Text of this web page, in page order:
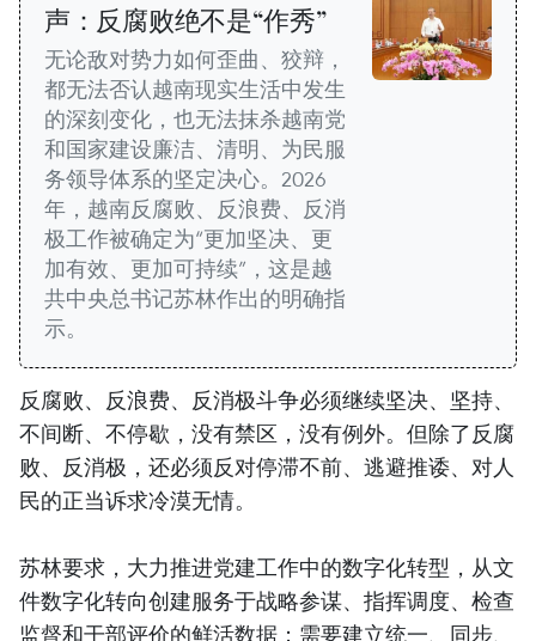
声：反腐败绝不是“作秀”
无论敌对势力如何歪曲、狡辩，
都无法否认越南现实生活中发生
的深刻变化，也无法抹杀越南党
和国家建设廉洁、清明、为民服
务领导体系的坚定决心。2026
年，越南反腐败、反浪费、反消
极工作被确定为“更加坚决、更
加有效、更加可持续”，这是越
共中央总书记苏林作出的明确指
示。
反腐败、反浪费、反消极斗争必须继续坚决、坚持、
不间断、不停歇，没有禁区，没有例外。但除了反腐
败、反消极，还必须反对停滞不前、逃避推诿、对人
民的正当诉求冷漠无情。
苏林要求，大力推进党建工作中的数字化转型，从文
件数字化转向创建服务于战略参谋、指挥调度、检查
监督和干部评价的鲜活数据；需要建立统一、同步、